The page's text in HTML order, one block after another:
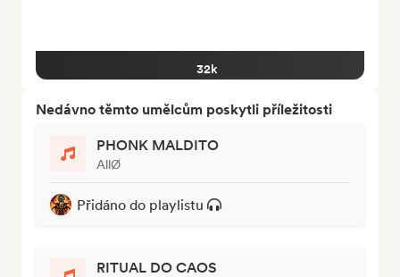
32k
Nedávno těmto umělcům poskytli příležitosti
PHONK MALDITO
AllØ
Přidáno do playlistu
RITUAL DO CAOS